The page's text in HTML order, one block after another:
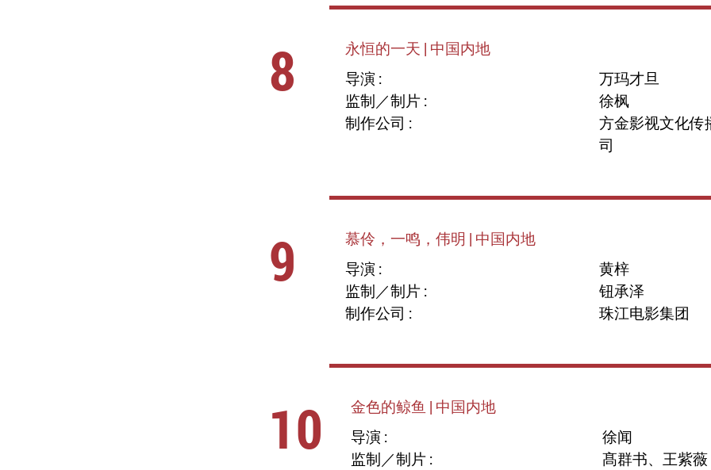
8
永恒的一天 | 中国内地
导演 :
万玛才旦
监制／制片 :
徐枫
制作公司 :
方金影视文化传
司
9
慕伶，一鸣，伟明 | 中国内地
导演 :
黄梓
监制／制片 :
钮承泽
制作公司 :
珠江电影集团
10
金色的鲸鱼 | 中国内地
导演 :
徐闻
监制／制片 :
髙群书、王紫薇